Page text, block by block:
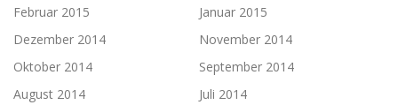
Februar 2015
Januar 2015
Dezember 2014
November 2014
Oktober 2014
September 2014
August 2014
Juli 2014